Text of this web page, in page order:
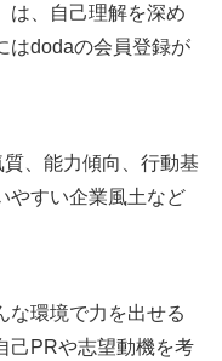
は、自己理解を深め
はdodaの会員登録が
、能力傾向、行動基
やすい企業風土など
な環境で力を出せる
己PRや志望動機を考